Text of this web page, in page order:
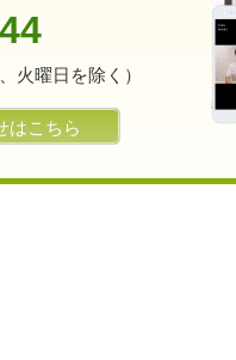
火曜日を除く）
はこちら